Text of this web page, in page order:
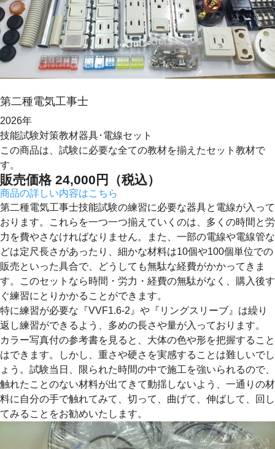
第二種電気工事士
2026年
技能試験対策教材器具･電線セット
この商品は、試験に必要な全ての教材を揃えたセット教材で
す。
販売価格 24,000 円（税込）
商品の詳しい内容はこちら
第二種電気工事士技能試験の練習に必要な器具と電線が入って
おります。これらを一つ一つ揃えていくのは、多くの時間と労
力を費やさなければなりません。また、一部の電線や電線管な
どは定尺長さがあったり、細かな材料は10個や100個単位での
販売といった具合で、どうしても無駄な経費がかかってきま
す。このセットなら時間・労力・経費の無駄がなく、購入後す
ぐ練習にとりかかることができます。
特に練習が必要な『VVF1.6-2』や『リングスリーブ』は繰り
返し練習ができるよう、多めの長さや量が入っております。
カラー写真付の参考書を見ると、大体の色や形を把握すること
はできます。しかし、重さや硬さを実感することは難しいでし
ょう。試験当日、限られた時間の中で施工を強いられるので、
触れたことのない材料が出てきて動揺しないよう、一通りの材
料に自分の手で触れてみて、切って、曲げて、伸ばして、回し
てみることをお勧めいたします。